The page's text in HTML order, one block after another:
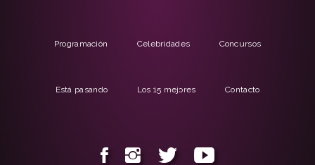
Programación Celebridades Concursos
Está pasando Los 15 mejores Contacto